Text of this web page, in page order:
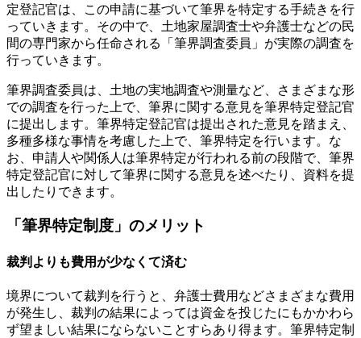
定登記官は、この申請に基づいて筆界を特定する手続きを行
っていきます。その中で、土地家屋調査士や弁護士などの民
間の専門家から任命される「筆界調査委員」が実際の調査を
行っていきます。
筆界調査委員は、土地の実地調査や測量など、さまざまな形
での調査を行った上で、筆界に関する意見を筆界特定登記官
に提出します。筆界特定登記官は提出された意見を踏まえ、
多種多様な事情を考慮した上で、筆界特定を行います。な
お、申請人や関係人は筆界特定が行われる前の段階で、筆界
特定登記官に対して筆界に関する意見を述べたり、資料を提
出したりできます。
「筆界特定制度」のメリット
裁判よりも費用が少なくて済む
境界について裁判を行うと、弁護士費用などさまざまな費用
が発生し、裁判の結果によっては資金を投じたにもかかわら
ず望ましい結果にならないことすらあり得ます。筆界特定制